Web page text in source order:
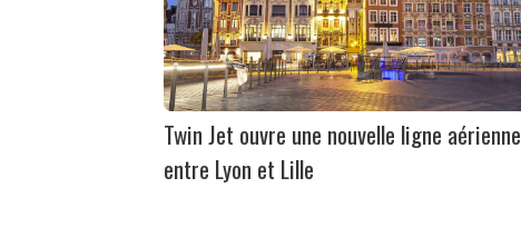
Twin Jet ouvre une nouvelle ligne aérienne
entre Lyon et Lille